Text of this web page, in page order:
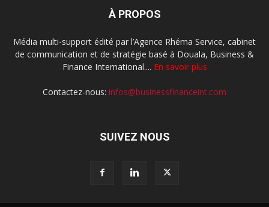
À PROPOS
Média multi-support édité par l’Agence Rhéma Service, cabinet
de communication et de stratégie basé à Douala, Business &
Finance International.... En savoir plus
Contactez-nous: infos@businessfinanceint.com
SUIVEZ NOUS